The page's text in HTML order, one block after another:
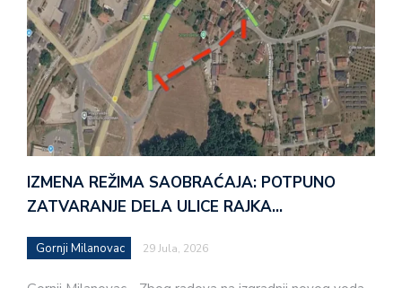
IZMENA REŽIMA SAOBRAĆAJA: POTPUNO
ZATVARANJE DELA ULICE RAJKA…
Gornji Milanovac 29 Jula, 2026